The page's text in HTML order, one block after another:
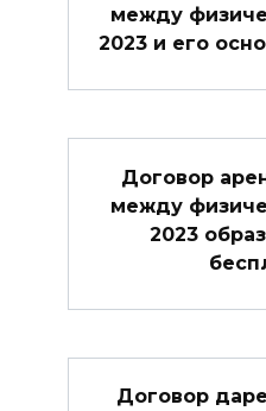
между
2023 и его
Договор
между
2023
Договор